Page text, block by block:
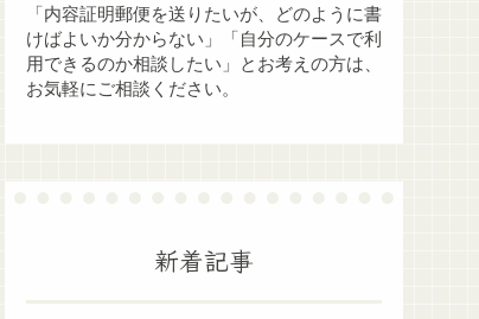
「内容証明郵便を送りたいが、どのように書
けばよいか分からない」「自分のケースで利
用できるのか相談したい」とお考えの方は、
お気軽にご相談ください。
新着記事